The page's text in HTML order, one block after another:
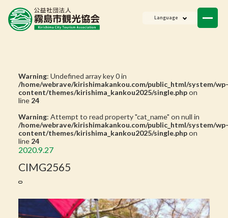
Language
Warning: Undefined array key 0 in
/home/webrave/kirishimakankou.com/public_html/system/wp-
content/themes/kirishima_kankou2025/single.phpon
line 24
Warning: Attempt to read property "cat_name" on null in
/home/webrave/kirishimakankou.com/public_html/system/wp-
content/themes/kirishima_kankou2025/single.phpon
line 24
2020.9.27
CIMG2565